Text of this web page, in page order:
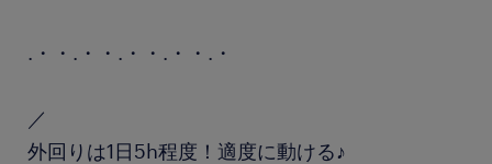
.・・.・・.・・.・・.・
／
外回りは1日5h程度！適度に動ける♪